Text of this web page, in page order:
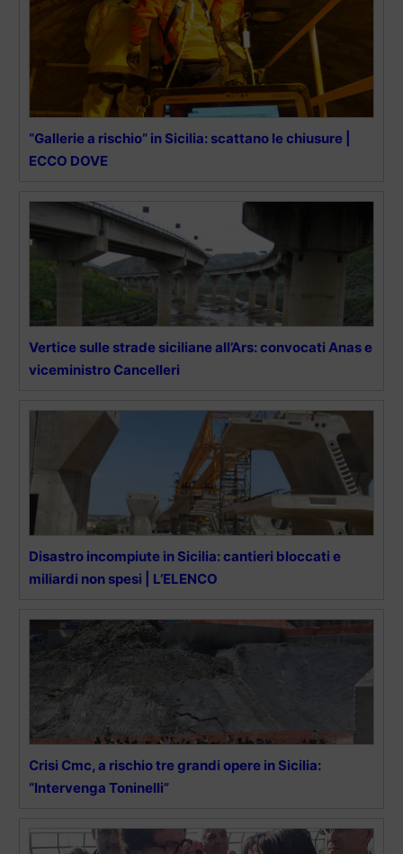
“Gallerie a rischio” in Sicilia: scattano le chiusure |
ECCO DOVE
Vertice sulle strade siciliane all’Ars: convocati Anas e
viceministro Cancelleri
Disastro incompiute in Sicilia: cantieri bloccati e
miliardi non spesi | L’ELENCO
Crisi Cmc, a rischio tre grandi opere in Sicilia:
“Intervenga Toninelli”